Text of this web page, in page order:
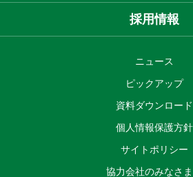
採用情報
ニュース
ピックアップ
資料ダウンロード
個人情報保護方針
サイトポリシー
協力会社のみなさ